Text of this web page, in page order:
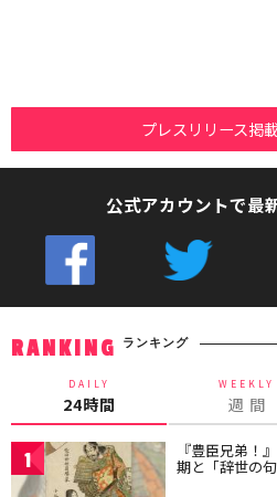
プレスリリース掲
公式アカウントで最
RANKING ランキング
DAILY
24時間
WEEKLY
週 間
1 『豊臣兄弟！
期と「辞世の